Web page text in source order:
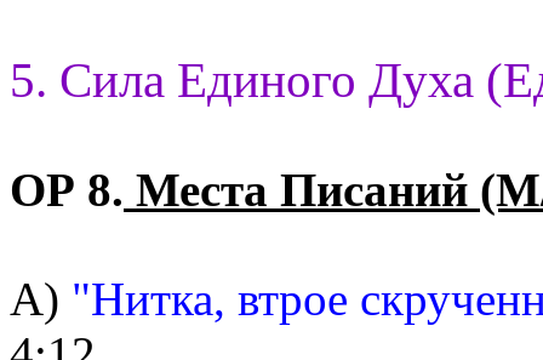
5. Сила Единого Духа
ОР 8. Места Писаний
А) "Нитка, втрое